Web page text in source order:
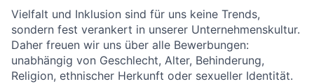
Vielfalt und Inklusion sind für uns keine Trends,
sondern fest verankert in unserer Unternehmenskultur.
Daher freuen wir uns über alle Bewerbungen:
unabhängig von Geschlecht, Alter, Behinderung,
Religion, ethnischer Herkunft oder sexueller Identität.